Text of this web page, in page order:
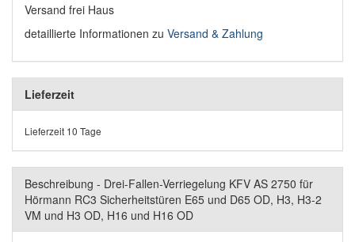
Versand frei Haus
detaillierte Informationen zu Versand & Zahlung
Lieferzeit
Lieferzeit 10 Tage
Beschreibung - Drei-Fallen-Verriegelung KFV AS 2750 für
Hörmann RC3 Sicherheitstüren E65 und D65 OD, H3, H3-2
VM und H3 OD, H16 und H16 OD